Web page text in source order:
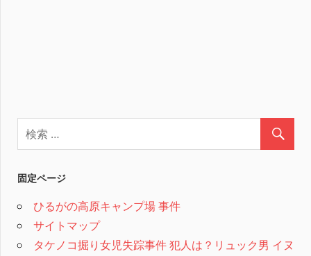
固定ページ
ひるがの高原キャンプ場 事件
サイトマップ
タケノコ掘り女児失踪事件 犯人は？リュック男 イヌ